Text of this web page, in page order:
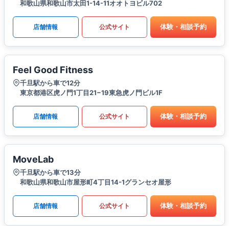
和歌山県和歌山市太田1-14-11オオトヨビル702
店舗情報 公式サイト 体験・相談予約
Feel Good Fitness
千旦駅から車で12分
東京都港区虎ノ門1丁目21−19東急虎ノ門ビル1F
店舗情報 公式サイト 体験・相談予約
MoveLab
千旦駅から車で13分
和歌山県和歌山市屋形町4丁目14-1グランセオ屋形
店舗情報 公式サイト 体験・相談予約